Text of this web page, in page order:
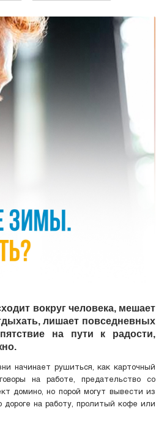
вокруг человека, мешает
лишает повседневных
на пути к радости,
начинает рушиться, как карточный
на работе, предательство со
домино, но порой могут вывести из
на работу, пролитый кофе или